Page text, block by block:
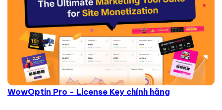
WowOptin Pro - License Key chính hãng